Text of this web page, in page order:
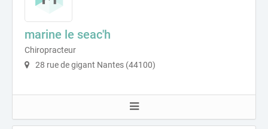
marine le seac'h
Chiropracteur
28 rue de gigant Nantes (44100)